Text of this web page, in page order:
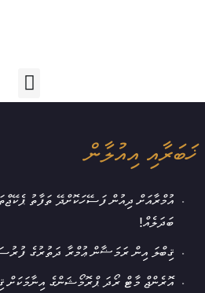
ޚަބަރާއި އިއުލާން
އުމްރާއަށް ދިއުން ފަސޭހަކޮށްދޭ ތަފާތު
ބަދަލެއް!
ޤިބްލަ އިން ރަމަޟާން ޢުމްރާ ދަތުރުގެ
އޮރެންޖް މާޓް ރޯދަ ޕްރޮމޯޝަންގެ އިނާމަކަށް